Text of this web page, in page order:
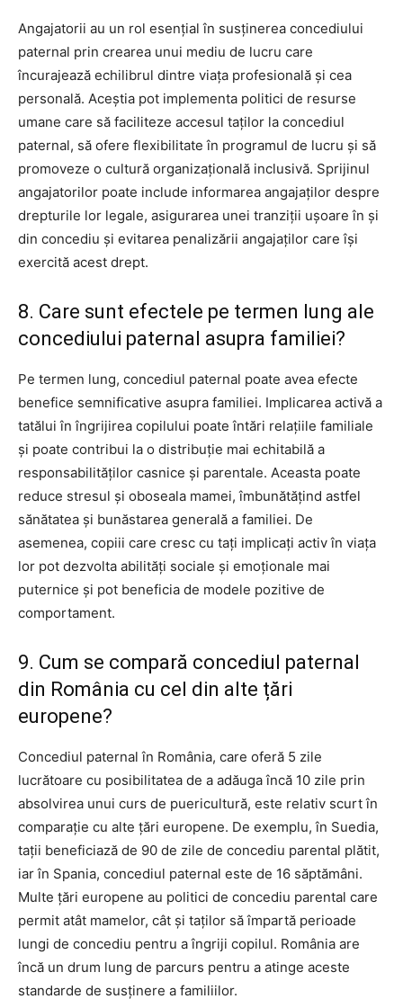
Angajatorii au un rol esențial în susținerea concediului
paternal prin crearea unui mediu de lucru care
încurajează echilibrul dintre viața profesională și cea
personală. Aceștia pot implementa politici de resurse
umane care să faciliteze accesul taților la concediul
paternal, să ofere flexibilitate în programul de lucru și să
promoveze o cultură organizațională inclusivă. Sprijinul
angajatorilor poate include informarea angajaților despre
drepturile lor legale, asigurarea unei tranziții ușoare în și
din concediu și evitarea penalizării angajaților care își
exercită acest drept.
8. Care sunt efectele pe termen lung ale
concediului paternal asupra familiei?
Pe termen lung, concediul paternal poate avea efecte
benefice semnificative asupra familiei. Implicarea activă a
tatălui în îngrijirea copilului poate întări relațiile familiale
și poate contribui la o distribuție mai echitabilă a
responsabilităților casnice și parentale. Aceasta poate
reduce stresul și oboseala mamei, îmbunătățind astfel
sănătatea și bunăstarea generală a familiei. De
asemenea, copiii care cresc cu tați implicați activ în viața
lor pot dezvolta abilități sociale și emoționale mai
puternice și pot beneficia de modele pozitive de
comportament.
9. Cum se compară concediul paternal
din România cu cel din alte țări
europene?
Concediul paternal în România, care oferă 5 zile
lucrătoare cu posibilitatea de a adăuga încă 10 zile prin
absolvirea unui curs de puericultură, este relativ scurt în
comparație cu alte țări europene. De exemplu, în Suedia,
tații beneficiază de 90 de zile de concediu parental plătit,
iar în Spania, concediul paternal este de 16 săptămâni.
Multe țări europene au politici de concediu parental care
permit atât mamelor, cât și taților să împartă perioade
lungi de concediu pentru a îngriji copilul. România are
încă un drum lung de parcurs pentru a atinge aceste
standarde de susținere a familiilor.